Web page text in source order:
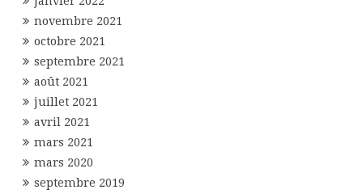
novembre 2021
octobre 2021
septembre 2021
août 2021
juillet 2021
avril 2021
mars 2021
mars 2020
septembre 2019